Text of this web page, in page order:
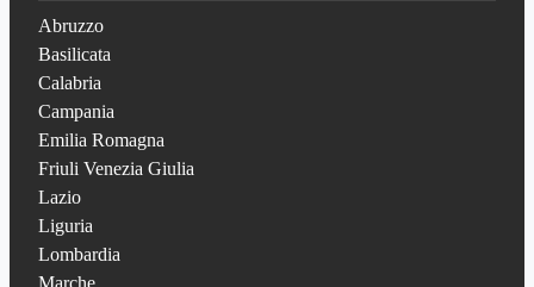
Abruzzo
Basilicata
Calabria
Campania
Emilia Romagna
Friuli Venezia Giulia
Lazio
Liguria
Lombardia